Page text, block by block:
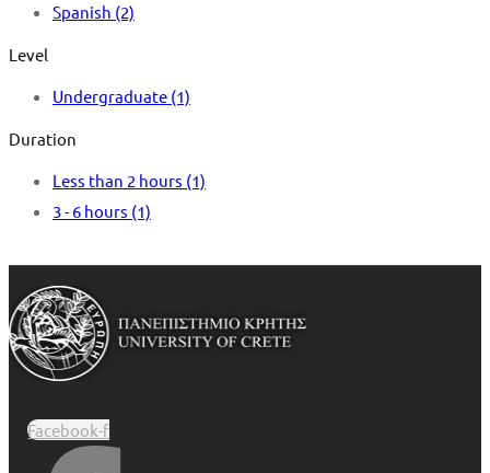
Spanish (2)
Level
Undergraduate (1)
Duration
Less than 2 hours (1)
3 - 6 hours (1)
Facebook-f